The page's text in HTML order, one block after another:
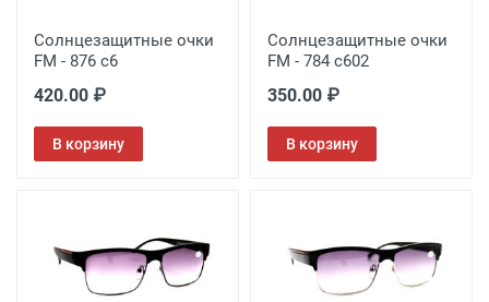
Солнцезащитные очки
FM - 876 с6
420.00 ₽
В корзину
Солнцезащитные очки
FM - 784 с602
350.00 ₽
В корзину